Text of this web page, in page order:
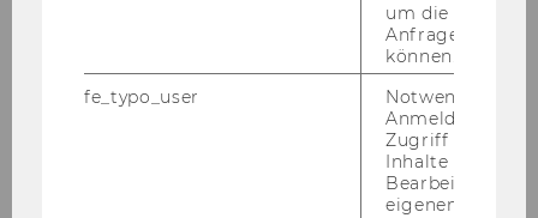
Mitteilungsblatt vom 26. Juni 2013, 39.
Stück
Mitteilungsblatt vom 27. Juni 2013, 40.
um die Antwort
Anfrage
können.
fe_typo_user
Notwendig für
Anmeldung und
Zugriff auf
Inhalte oder zur
Bearbeitung des
eigenen Profils.